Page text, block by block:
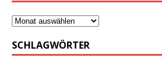
SCHLAGWÖRTER